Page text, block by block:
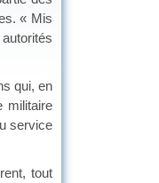
« Mis
qui, en
militaire
service
tout